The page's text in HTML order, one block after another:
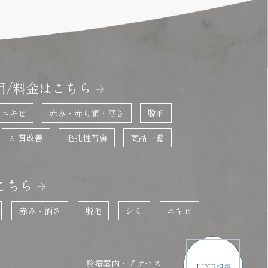
/料金はこちら
ニキビ 赤み・赤ら顔・酒さ 脱毛
肌質改善 毛孔性苔癬 商品一覧
ちら
赤み・酒さ 脱毛 シミ ニキビ
診療案内・アクセス